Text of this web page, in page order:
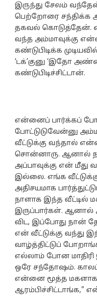
இருந்து சேலம்
பெற்றோரை சந்திக்க
தகவல் கொடுத்தேன்.
வந்த அம்மாவுக்கு
கண்டுபிடிக்க
‘டக்’குனு ‘இதோ
கண்டுபிடிச்சிட்டான்.
என்னைப் பார்க்கப்
போட்டுடுவேன்னு
வீட்டுக்கு வந்தால்
சொன்னாரு. ஆனால்
அப்பாவுக்கு என் மீது
இல்லை. எங்க
அதிசயமாக
நாளாக இந்த வீட்டில்
இருப்பார்கள். ஆனால்
விட, இப்போது நான்
என் வீட்டுக்கு
வாழ்த்திட்டுப்
எல்லாம் போன மாதிரி
ஒரே சந்தோஷம்.
என்னை மூத்த
ஆரம்பிச்சிட்டாங்க,”